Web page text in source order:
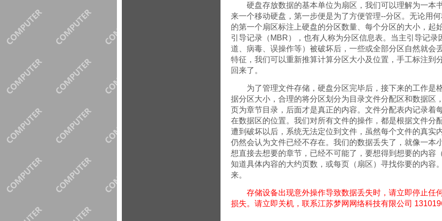
硬盘存放数据的基本单位为扇区，我们可以理解为一本
来一个移动硬盘，第一步便是为了方便管理--分区。无论用
的第一个扇区标注上硬盘的分区数量、每个分区的大小，起
引导记录（MBR），也有人称为分区信息表。当主引导记录
道、病毒、误操作等）被破坏后，一些或全部分区自然就会
特征，我们可以重新推算计算分区大小及位置，手工标注到
回来了。
为了管理文件存储，硬盘分区完毕后，接下来的工作是
据分区大小，合理的将分区划分为目录文件分配区和数据区
页为章节目录，后面才是真正的内容。文件分配表内记录着
在数据区的位置。我们对所有文件的操作，都是根据文件分
遭到破坏以后，系统无法定位到文件，虽然每个文件的真实
仍然会认为文件已经不存在。我们的数据丢失了，就像一本
想直接去想要的章节，已经不可能了，要想得到想要的内容
知道具体内容的大约页数，或每页（扇区）寻找你要的内容
来。
存储设备出现意外操作导致数据丢失时，请立即停止任
损失。请立即关机，联系江苏梦网网络科技有限公司